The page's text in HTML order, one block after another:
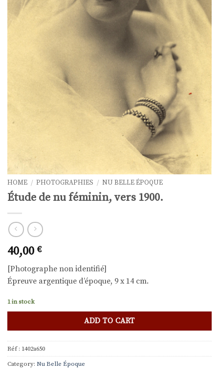
HOME / PHOTOGRAPHIES / NU BELLE ÉPOQUE
Étude de nu féminin, vers 1900.
40,00 €
[Photographe non identifié]
Épreuve argentique d’époque, 9 x 14 cm.
1 in stock
ADD TO CART
Réf : 1402a650
Category: Nu Belle Époque